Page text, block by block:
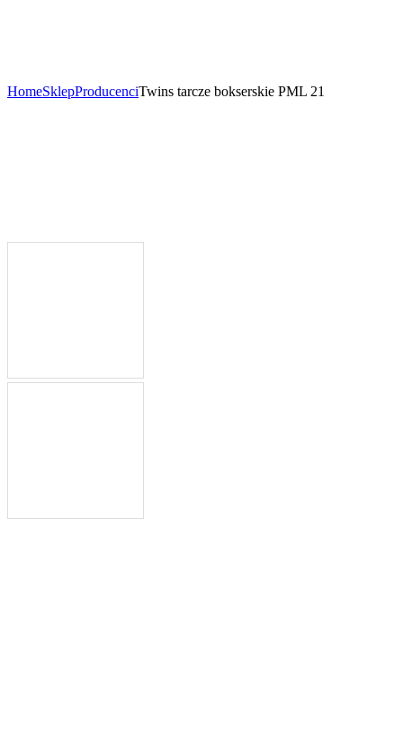
HomeSklepProducenciTwins tarcze bokserskie PML 21